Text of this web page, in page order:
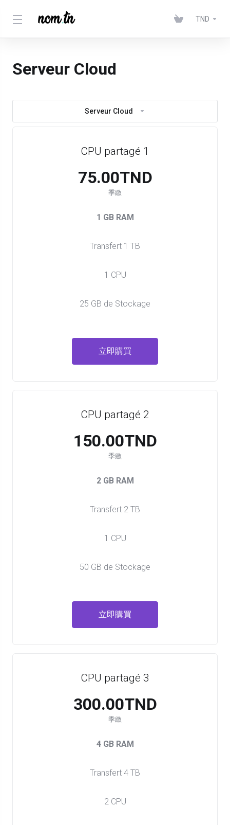
TND
Serveur Cloud
Serveur Cloud
CPU partagé 1
75.00TND
季繳
1 GB RAM
Transfert 1 TB
1 CPU
25 GB de Stockage
立即購買
CPU partagé 2
150.00TND
季繳
2 GB RAM
Transfert 2 TB
1 CPU
50 GB de Stockage
立即購買
CPU partagé 3
300.00TND
季繳
4 GB RAM
Transfert 4 TB
2 CPU